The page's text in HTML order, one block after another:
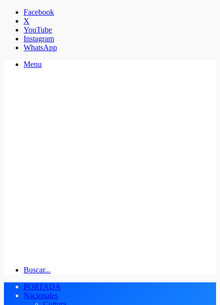
Facebook
X
YouTube
Instagram
WhatsApp
Menu
Buscar...
PORTADA
Nacionales